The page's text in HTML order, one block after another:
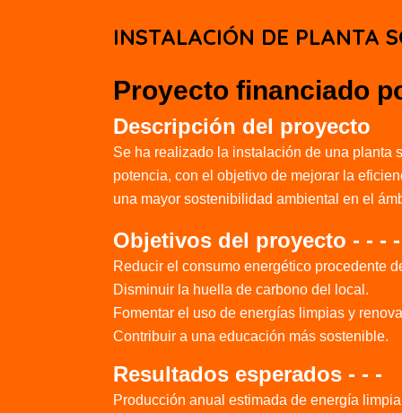
INSTALACIÓN DE PLANTA
Proyecto financiado
Descripción del proyecto
Se ha realizado la instalación de una planta
potencia, con el objetivo de mejorar la
una mayor sostenibilidad ambiental en el
Objetivos del proyecto - - -
Reducir el consumo energético procedente
Disminuir la huella de carbono del local.
Fomentar el uso de energías limpias y
Contribuir a una educación más sostenible.
Resultados esperados - - -
Producción anual estimada de energía